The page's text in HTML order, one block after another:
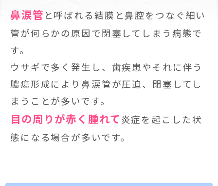
鼻涙管 と呼ばれる結膜と鼻腔をつなぐ細い
管が何らかの原因で閉塞してしまう病態で
す。
ウサギで多く発生し、歯疾患やそれに伴う
膿瘍形成により鼻涙管が圧迫、閉塞してし
まうことが多いです。
目の周りが赤く腫れて炎症を起こした状
態になる場合が多いです。